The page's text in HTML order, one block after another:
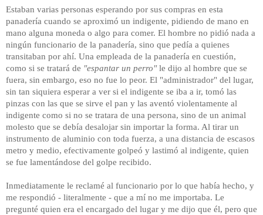
Estaban varias personas esperando por sus compras en esta
panadería cuando se aproximó un indigente, pidiendo de mano en
mano alguna moneda o algo para comer. El hombre no pidió nada a
ningún funcionario de la panadería, sino que pedía a quienes
transitaban por ahí. Una empleada de la panadería en cuestión,
como si se tratará de "espantar un perro"le dijo al hombre que se
fuera, sin embargo, eso no fue lo peor. El "administrador" del lugar,
sin tan siquiera esperar a ver si el indigente se iba a ir, tomó las
pinzas con las que se sirve el pan y las aventó violentamente al
indigente como si no se tratara de una persona, sino de un animal
molesto que se debía desalojar sin importar la forma. Al tirar un
instrumento de aluminio con toda fuerza, a una distancia de escasos
metro y medio, efectivamente golpeó y lastimó al indigente, quien
se fue lamentándose del golpe recibido.
Inmediatamente le reclamé al funcionario por lo que había hecho, y
me respondió - literalmente - que a mí no me importaba. Le
pregunté quien era el encargado del lugar y me dijo que él, pero que